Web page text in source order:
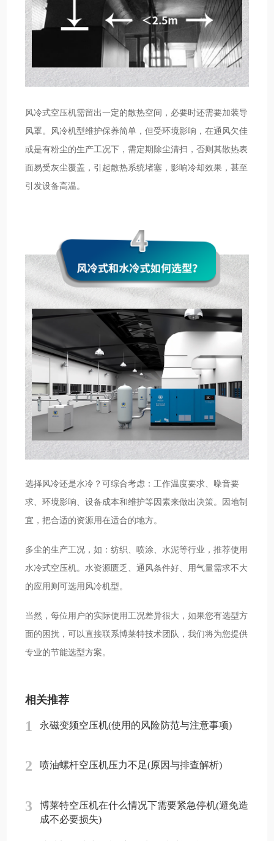
风冷式空压机需留出一定的散热空间，必要时还需要加装导
风罩。风冷机型维护保养简单，但受环境影响，在通风欠佳
或是有粉尘的生产工况下，需定期除尘清扫，否则其散热表
面易受灰尘覆盖，引起散热系统堵塞，影响冷却效果，甚至
引发设备高温。
选择风冷还是水冷？可综合考虑：工作温度要求、噪音要
求、环境影响、设备成本和维护等因素来做出决策。因地制
宜，把合适的资源用在适合的地方。
多尘的生产工况，如：纺织、喷涂、水泥等行业，推荐使用
水冷式空压机。水资源匮乏、通风条件好、用气量需求不大
的应用则可选用风冷机型。
当然，每位用户的实际使用工况差异很大，如果您有选型方
面的困扰，可以直接联系博莱特技术团队，我们将为您提供
专业的节能选型方案。
相关推荐
1 永磁变频空压机(使用的风险防范与注意事项)
2 喷油螺杆空压机压力不足(原因与排查解析)
3
博莱特空压机在什么情况下需要紧急停机(避免造
成不必要损失)